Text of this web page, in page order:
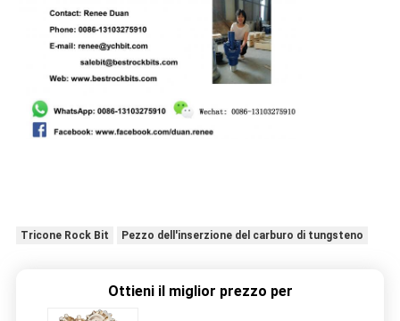
Tricone Rock Bit Pezzo dell'inserzione del carburo di tungsteno
Ottieni il miglior prezzo per